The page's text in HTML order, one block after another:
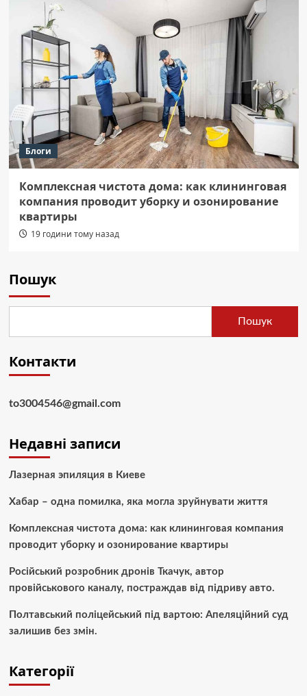
Блоги
Комплексная чистота дома: как клининговая
компания проводит уборку и озонирование
квартиры
19 години тому назад
Пошук
Пошук
Контакти
to3004546@gmail.com
Недавні записи
Лазерная эпиляция в Киеве
Хабар – одна помилка, яка могла зруйнувати життя
Комплексная чистота дома: как клининговая компания
проводит уборку и озонирование квартиры
Російський розробник дронів Ткачук, автор
провійськового каналу, постраждав від підриву авто.
Полтавський поліцейський під вартою: Апеляційний суд
залишив без змін.
Категорії